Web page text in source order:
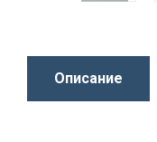
Описание